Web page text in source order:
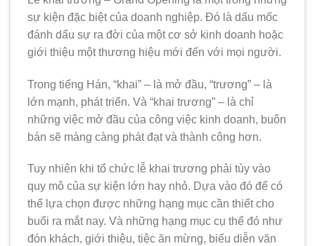
sự kiện đặc biệt của doanh nghiệp. Đó là dấu mốc
đánh dấu sự ra đời của một cơ sở kinh doanh hoặc
giới thiệu một thương hiệu mới đến với mọi người.
Trong tiếng Hán, “khai” – là mở đầu, “trương” – là
lớn mạnh, phát triển. Và “khai trương” – là chỉ
những việc mở đầu của công việc kinh doanh, buôn
bán sẽ màng càng phát đạt và thành công hơn.
Tuy nhiên khi tổ chức lễ khai trương phải tùy vào
quy mô của sự kiện lớn hay nhỏ. Dựa vào đó để có
thể lựa chọn được những hạng mục cần thiết cho
buổi ra mắt nay. Và những hạng mục cụ thể đó như
đón khách, giới thiệu, tiệc ăn mừng, biểu diễn văn